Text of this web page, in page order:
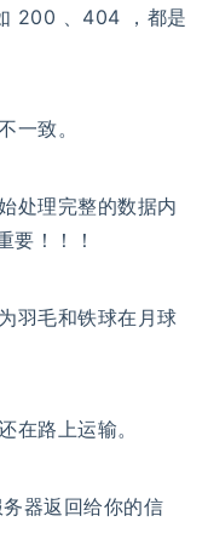
200 、404 ，都是
一致。
处理完整的数据内
要！！！
羽毛和铁球在月球
在路上运输。
器返回给你的信